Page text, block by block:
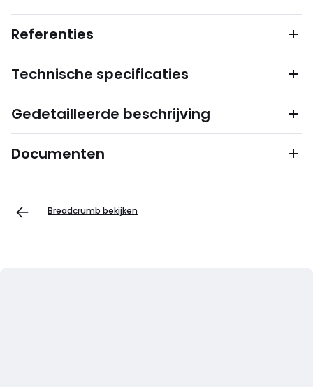
Referenties
Technische specificaties
Gedetailleerde beschrijving
Documenten
Breadcrumb bekijken